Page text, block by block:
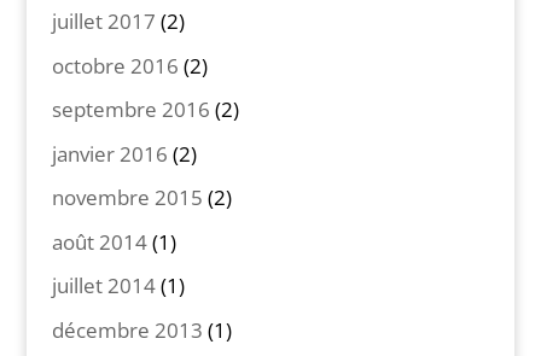
juillet 2017 (2)
octobre 2016 (2)
septembre 2016 (2)
janvier 2016 (2)
novembre 2015 (2)
août 2014(1)
juillet 2014(1)
décembre 2013 (1)